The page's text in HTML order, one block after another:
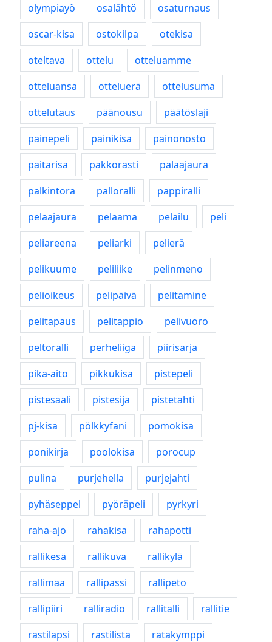
olympiayö osalähtö
osaturnaus
oscar-kisa
ostokilpa
otekisa
oteltava
ottelu
otteluamme
otteluansa
otteluerä
ottelusuma
ottelutaus
päänousu
päätöslaji
painepeli
painikisa
painonosto
paitarisa
pakkorasti
palaajaura
palkintora
palloralli
pappiralli
pelaajaura
pelaama pelailu
peli
peliareena
peliarki
pelierä
pelikuume
peliliike
pelinmeno
pelioikeus
pelipäivä
pelitamine
pelitapaus
pelitappio
pelivuoro
peltoralli
perheliiga
piirisarja
pika-aito
pikkukisa
pistepeli
pistesaali
pistesija
pistetahti
pj-kisa
pölkkyfani
pomokisa
ponikirja
poolokisa
porocup
pulina
purjehella
purjejahti
pyhäseppel
pyöräpeli
pyrkyri
raha-ajo
rahakisa
rahapotti
rallikesä
rallikuva
rallikylä
rallimaa
rallipassi
rallipeto
rallipiiri
ralliradio rallitalli
rallitie
rastilapsi
rastilista
ratakymppi